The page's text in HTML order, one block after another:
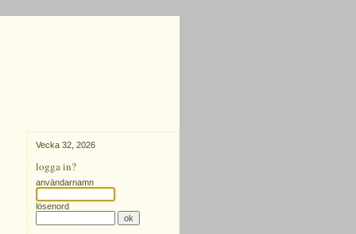
Vecka 32, 2026
logga in?
användarnamn
lösenord